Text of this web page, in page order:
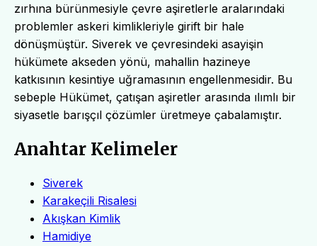
zırhına bürünmesiyle çevre aşiretlerle aralarındaki
problemler askeri kimlikleriyle girift bir hale
dönüşmüştür. Siverek ve çevresindeki asayişin
hükümete akseden yönü, mahallin hazineye
katkısının kesintiye uğramasının engellenmesidir. Bu
sebeple Hükümet, çatışan aşiretler arasında ılımlı bir
siyasetle barışçıl çözümler üretmeye çabalamıştır.
Anahtar Kelimeler
Siverek
Karakeçili Risalesi
Akışkan Kimlik
Hamidiye